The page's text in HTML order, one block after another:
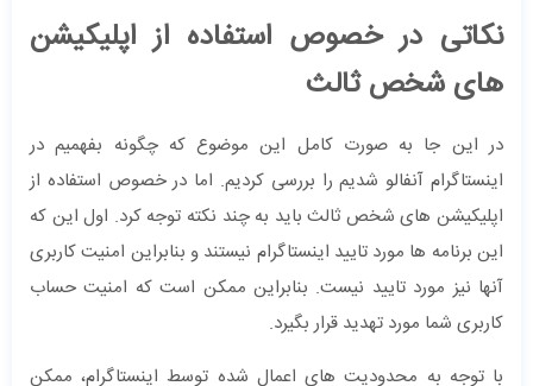
نکاتی در خصوص استفاده از اپلیکیشن
های شخص ثالث
در این جا به صورت کامل این موضوع که چگونه بفهمیم در
اینستاگرام آنفالو شدیم را بررسی کردیم. اما در خصوص استفاده از
اپلیکیشن های شخص ثالث باید به چند نکته توجه کرد. اول این که
این برنامه ها مورد تایید اینستاگرام نیستند و بنابراین امنیت کاربری
آنها نیز مورد تایید نیست. بنابراین ممکن است که امنیت حساب
کاربری شما مورد تهدید قرار بگیرد.
با توجه به محدودیت های اعمال شده توسط اینستاگرام، ممکن